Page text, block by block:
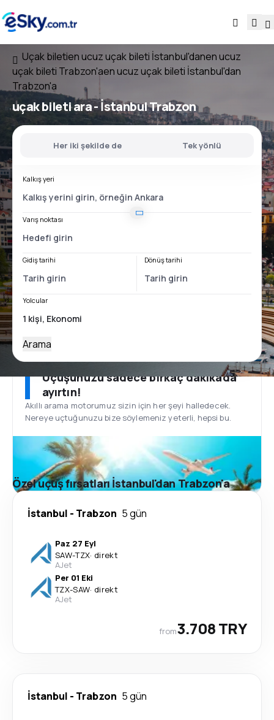
Uçak biletien ucuz uçak bileti İstanbul'danen ucuz
uçak bileti Trabzon'aen ucuz uçak bileti İstanbul'dan
Trabzon'a
uçak bileti ara -İstanbul Trabzon
Her iki şekilde de Tek yönlü
Kalkış yeri
Varış noktası
Gidiş tarihi Dönüş tarihi
Yolcular
Arama
Uçuşunuzu sadece birkaç dakikada
ayırtın!
Akıllı arama motorumuz sizin için her şeyi halledecek.
Nereye uçtuğunuzu bize söylemeniz yeterli, hepsi bu.
Özel uçuş fırsatları İstanbul'dan Trabzon'a
İstanbul - Trabzon 5 gün
Paz 27 Eyl
SAW-TZX· direkt
AJet
Per 01 Eki
TZX-SAW· direkt
AJet
from3.708 TRY
İstanbul - Trabzon 5 gün